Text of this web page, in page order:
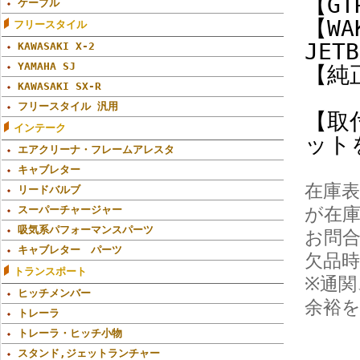
ケーブル
フリースタイル
KAWASAKI X-2
YAMAHA SJ
KAWASAKI SX-R
フリースタイル 汎用
インテーク
エアクリーナ・フレームアレスタ
キャブレター
リードバルブ
スーパーチャージャー
吸気系パフォーマンスパーツ
キャブレター パーツ
トランスポート
ヒッチメンバー
トレーラ
トレーラ・ヒッチ小物
スタンド,ジェットランチャー
【
【
【
ット
在庫
が在
お問
欠品
※通関
余裕